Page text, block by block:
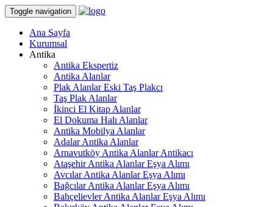
Toggle navigation
Ana Sayfa
Kurumsal
Antika
Antika Ekspertiz
Antika Alanlar
Plak Alanlar Eski Taş Plakcı
Taş Plak Alanlar
İkinci El Kitap Alanlar
El Dokuma Halı Alanlar
Antika Mobilya Alanlar
Adalar Antika Alanlar
Arnavutköy Antika Alanlar Antikacı
Ataşehir Antika Alanlar Eşya Alımı
Avcılar Antika Alanlar Eşya Alımı
Bağcılar Antika Alanlar Eşya Alımı
Bahçelievler Antika Alanlar Eşya Alımı